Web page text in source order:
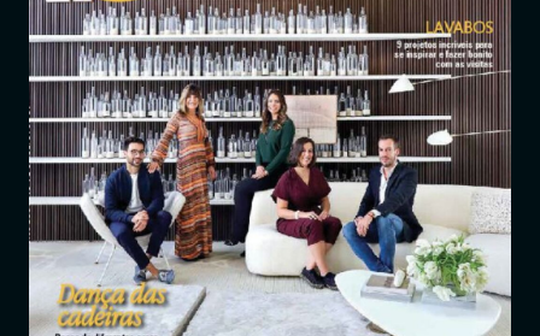
Jornais
Notícias
Entrar